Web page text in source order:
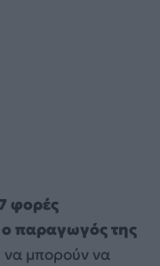
φορές
ο παραγωγός της
να μπορούν να